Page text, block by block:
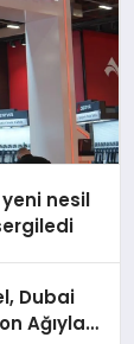
nesil
Dubai
Ağıyla